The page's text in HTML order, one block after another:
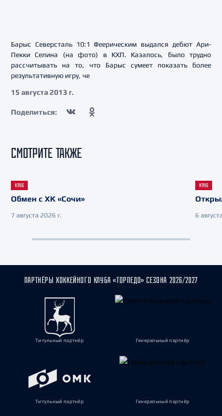
Барыс Северсталь 10:1 Феерическим выдался дебют Ари-
Пекки Селина (на фото) в КХЛ. Казалось, было трудно
рассчитывать на то, что Барыс сумеет показать более
результативную игру, че
15 августа 2013 г.
Поделиться:
СМОТРИТЕ ТАКЖЕ
КЛУБ
Обмен с ХК «Сочи»
7 августа 2026 г.
КЛУБ
6
ПАРТНЁРЫ ХОККЕЙНОГО КЛУБА «ТОРПЕДО» СЕЗОНА 2026/2027
Титульный партнёр Генеральный партнёр
Титульный партнёр Генеральный партнёр